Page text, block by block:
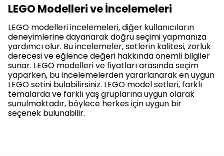
LEGO Modelleri ve İncelemeleri
LEGO modelleri incelemeleri, diğer kullanıcıların
deneyimlerine dayanarak doğru seçimi yapmanıza
yardımcı olur. Bu incelemeler, setlerin kalitesi, zorluk
derecesi ve eğlence değeri hakkında önemli bilgiler
sunar. LEGO modelleri ve fiyatları arasında seçim
yaparken, bu incelemelerden yararlanarak en uygun
LEGO setini bulabilirsiniz. LEGO model setleri, farklı
temalarda ve farklı yaş gruplarına uygun olarak
sunulmaktadır, böylece herkes için uygun bir
seçenek bulunabilir.